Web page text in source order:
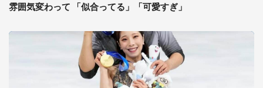
雰囲気変わって 「似合ってる」「可愛すぎ」